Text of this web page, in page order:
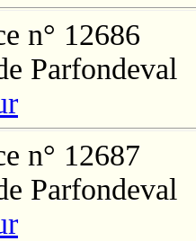
n° 12686
Parfondeval
n° 12687
Parfondeval